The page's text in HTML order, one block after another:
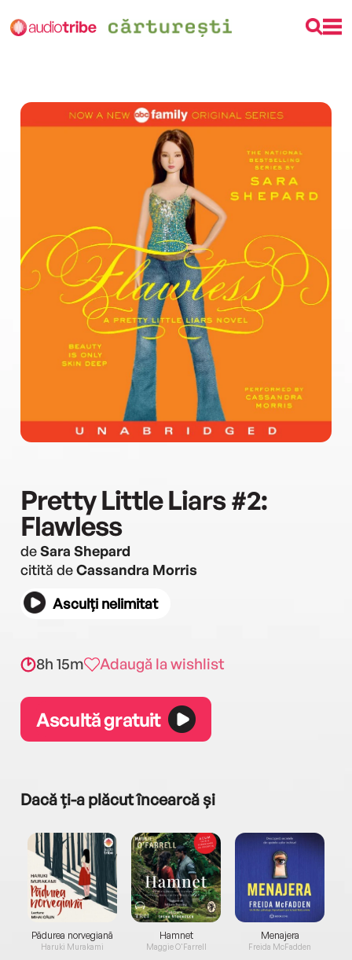
Pretty Little Liars #2:
Flawless
deSara Shepard
citită deCassandra Morris
Asculți nelimitat
8h 15m Adaugă la wishlist
Ascultă gratuit
Dacă ți-a plăcut încearcă și
Pădurea norvegiană
Haruki Murakami
Hamnet
Maggie O'Farrell
Menajera
Freida McFadden